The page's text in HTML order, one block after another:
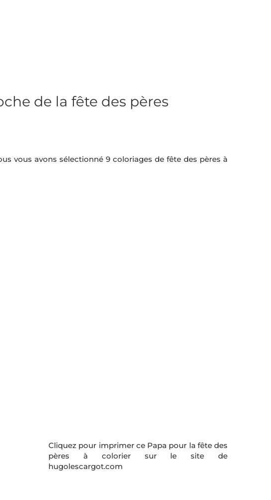
de la fête des pères
vous avons sélectionné 9 coloriages de fête des pères à
Cliquez pour imprimer ce Papa pour la fête des
pères à colorier sur le site de
hugolescargot.com